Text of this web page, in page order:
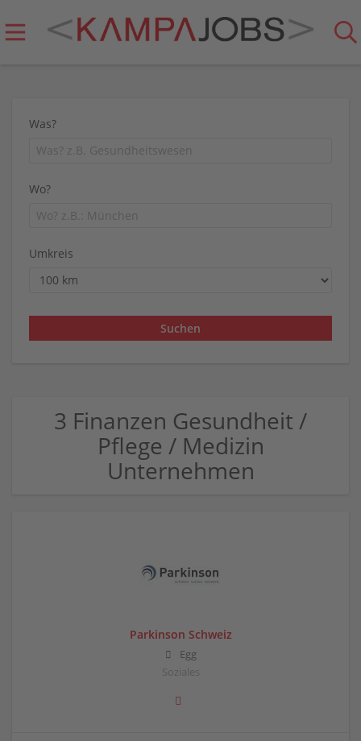
Was?
Wo?
Umkreis
3 Finanzen Gesundheit /
Pflege / Medizin
Unternehmen
Parkinson Schweiz
Egg
Soziales